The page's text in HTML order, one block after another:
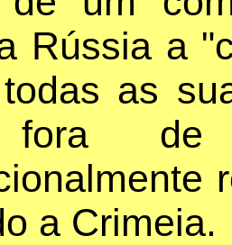
Rússia a
as
fora de
a Crimeia.